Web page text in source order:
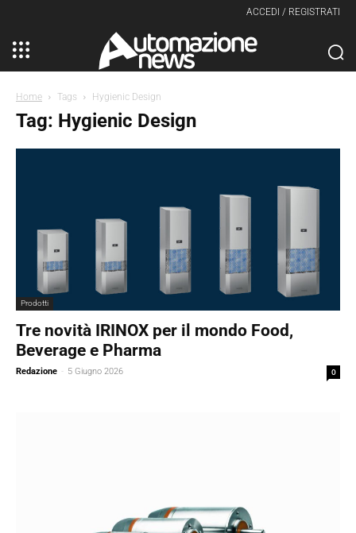
ACCEDI / REGISTRATI
Home Tags Hygienic Design
Tag: Hygienic Design
Prodotti
Tre novità IRINOX per il mondo Food,
Beverage e Pharma
Redazione - 5 Giugno 2026 0